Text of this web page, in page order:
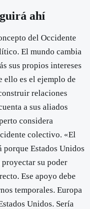
ahí
del Occidente
El mundo cambia
sus propios intereses
ello es el ejemplo de
relaciones
a sus aliados
considera
colectivo. «El
porque Estados Unidos
su poder
Ese apoyo debe
temporales. Europa
Unidos. Sería